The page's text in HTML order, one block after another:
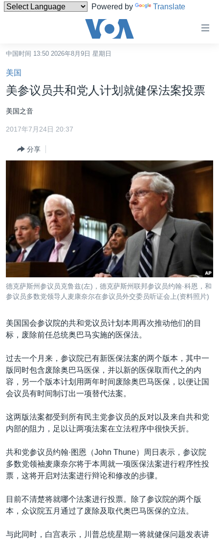
Powered by Translate
碍
链
接
跳
转
内
检
索
中国
台湾
港澳
国际
印太
欧洲
非洲
美洲
经济·金融·贸易
人权·法律·宗教
科教·文娱·体健
军事
劳工
美中关系
热点专题
白宫要闻
国会报道
美中关系
埃博拉疫情
重要讲话与声明
南中国海争端
关注西藏
关注新疆
GEN Z 看美国
VOA视频
VOA今日焦点
中文广播
关注我们
中国时间 13:50 2026年8月9日 星期日
美国
美参议员共和党人计划就健保法案投票
美国之音
2017年7月24日 20:37
分享
德克萨斯州参议员克鲁兹(左)，德克萨斯州联邦参议员约翰·科恩，和
参议员多数党领导人麦康奈尔在参议员外交委员听证会上(资料照片)
美国国会参议院的共和党议员计划本周再次推动他们的目
标，废除前任总统奥巴马实施的医保法。
过去一个月来，参议院已有新医保法案的两个版本，其中一
版同时包含废除奥巴马医保，并以新的医保取而代之的内
容，另一个版本计划用两年时间废除奥巴马医保，以便让国
会议员有时间制订出一项替代法案。
这两版法案都受到所有民主党参议员的反对以及来自共和党
内部的阻力，足以让两项法案在立法程序中很快夭折。
共和党参议员约翰·图恩（John Thune）周日表示，参议院
多数党领袖麦康奈尔将于本周就一项医保法案进行程序性投
票，这将开启对法案进行辩论和修改的步骤。
目前不清楚将就哪个法案进行投票。除了参议院的两个版
本，众议院五月通过了废除及取代奥巴马医保的立法。
与此同时，白宫表示，川普总统星期一将就健保问题发表讲